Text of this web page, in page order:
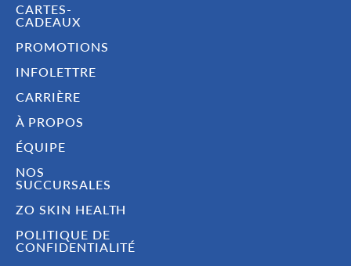
CARTES-
CADEAUX
PROMOTIONS
INFOLETTRE
CARRIÈRE
À PROPOS
ÉQUIPE
NOS
SUCCURSALES
ZO SKIN HEALTH
POLITIQUE DE
CONFIDENTIALITÉ